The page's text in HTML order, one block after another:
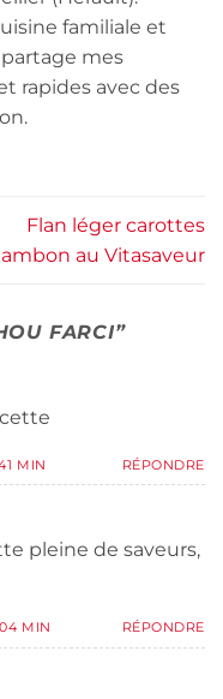
familiale et
mes
rapides avec des
Flan léger carottes
au Vitasaveur
FARCI”
MIN RÉPONDRE
pleine de saveurs,
MIN RÉPONDRE